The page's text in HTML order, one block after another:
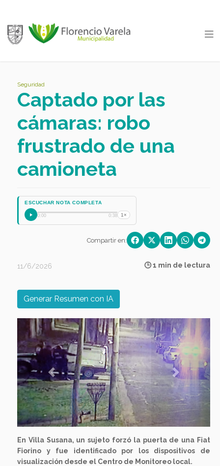
Seguridad
Captado por las
cámaras: robo
frustrado de una
camioneta
ESCUCHAR NOTA COMPLETA
0:00 0:38 1×
Compartir en:
11/6/2026 🕒 1 min de lectura
Generar Resumen con IA
Previous Next
En Villa Susana, un sujeto forzó la puerta de una Fiat
Fiorino y fue identificado por los dispositivos de
visualización desde el Centro de Monitoreo local.